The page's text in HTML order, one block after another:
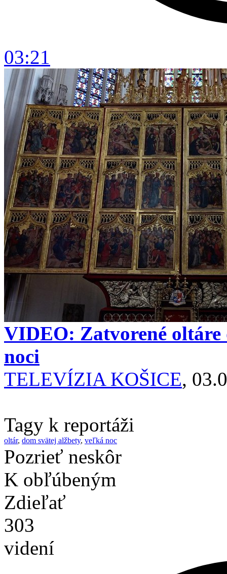
03:21
VIDEO: Zatvorené
noci
TELEVÍZIA KOŠICE,
Tagy k reportáži
oltár, dom svätej alžbety, veľká noc
Pozrieť neskôr
K obľúbeným
Zdieľať
303
videní